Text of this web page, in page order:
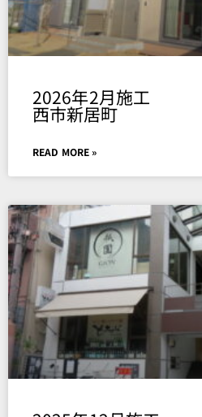
2026年2
西市新居
READ MORE »